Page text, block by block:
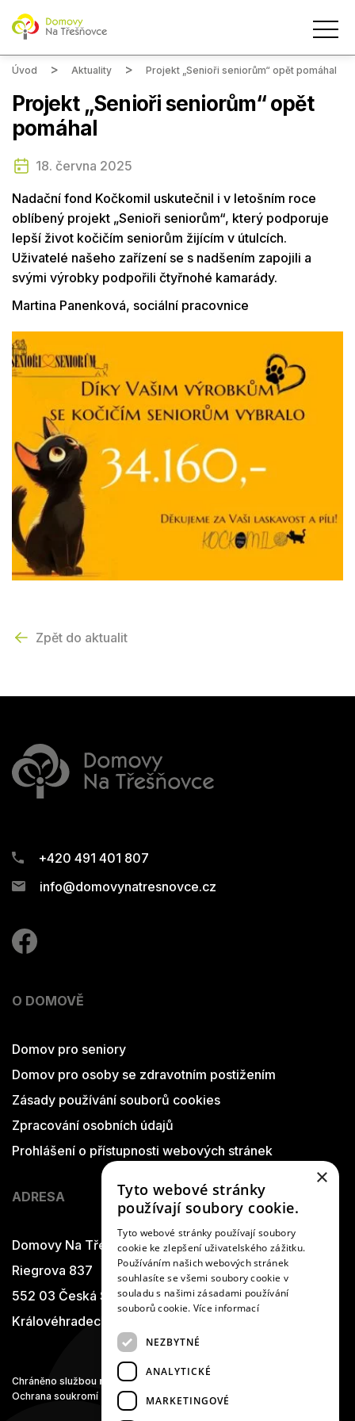
Úvod Aktuality Projekt „Senioři seniorům“ opět pomáhal
Projekt „Senioři seniorům“ opět
pomáhal
18. června 2025
Nadační fond Kočkomil uskutečnil i v letošním roce
oblíbený projekt „Senioři seniorům“, který podporuje
lepší život kočičím seniorům žijícím v útulcích.
Uživatelé našeho zařízení se s nadšením zapojili a
svými výrobky podpořili čtyřnohé kamarády.
Martina Panenková, sociální pracovnice
Zpět do aktualit
+420 491 401 807
info@domovynatresnovce.cz
O DOMOVĚ
Domov pro seniory
Domov pro osoby se zdravotním postižením
Zásady používání souborů cookies
Zpracování osobních údajů
Prohlášení o přístupnosti webových stránek
ADRESA
Domovy Na Třešňovce
Riegrova 837
552 03 Česká Skalice
Královéhradecký kraj
Chráněno službou reCAPTCHA
Ochrana soukromí
Smluvní podmínky
×
Tyto webové stránky
používají soubory cookie.
Tyto webové stránky používají soubory
cookie ke zlepšení uživatelského zážitku.
Používáním našich webových stránek
souhlasíte se všemi soubory cookie v
souladu s našimi zásadami používání
souborů cookie. Více informací
NEZBYTNÉ
ANALYTICKÉ
MARKETINGOVÉ